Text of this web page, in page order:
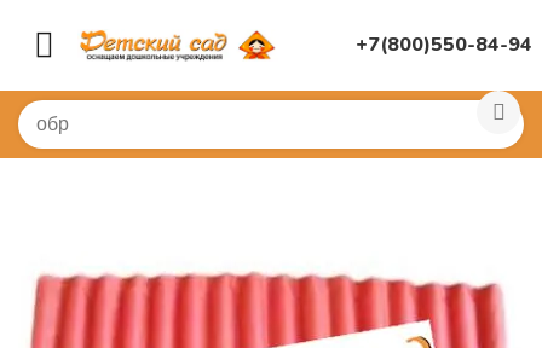
+7(800)550-84-94
Главная Для массажа, дорожки